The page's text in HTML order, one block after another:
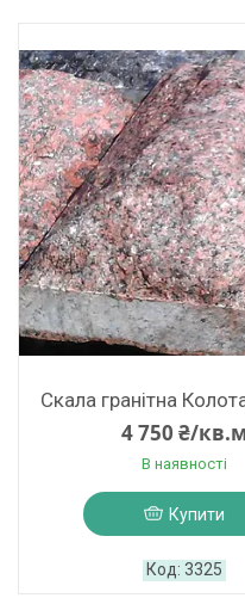
Скала гранітна
4 750 ₴/кв.м
В наявності
Купити
3325